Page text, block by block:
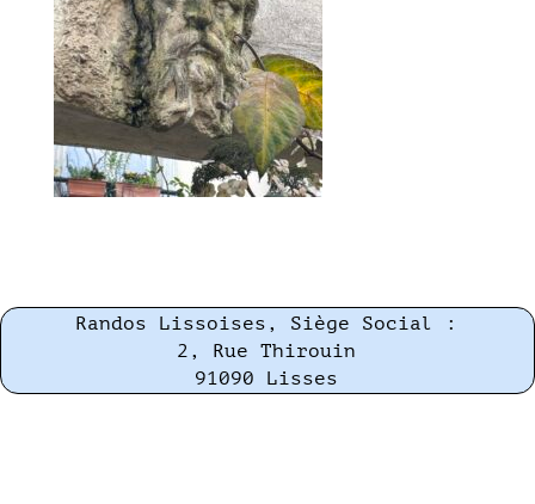
Randos Lissoises, Siège Social :
2, Rue Thirouin
91090 Lisses